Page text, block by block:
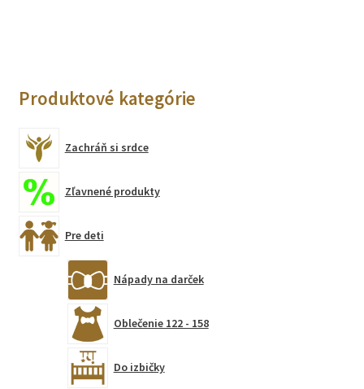
Produktové kategórie
Zachráň si srdce
Zľavnené produkty
Pre deti
Nápady na darček
Oblečenie 122 - 158
Do izbičky